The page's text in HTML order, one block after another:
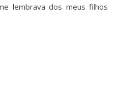
lembrava dos meus filhos